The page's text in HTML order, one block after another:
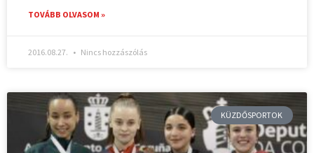
TOVÁBB OLVASOM »
2016.08.27. Nincs hozzászólás
KÜZDŐSPORTOK